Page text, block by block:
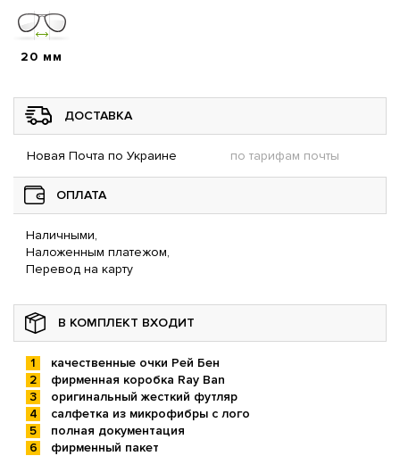
20 мм
ДОСТАВКА
Новая Почта по Украине по тарифам почты
ОПЛАТА
Наличными,
Наложенным платежом,
Перевод на карту
В КОМПЛЕКТ ВХОДИТ
качественные очки Рей Бен
фирменная коробка Ray Ban
оригинальный жесткий футляр
салфетка из микрофибры с лого
полная документация
фирменный пакет